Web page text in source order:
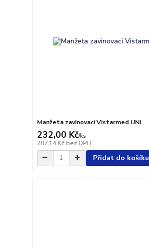
Manžeta zavinovací Vistarmed UNI
232,00 Kč/ks
207,14 Kč bez DPH
Přidat do košíku